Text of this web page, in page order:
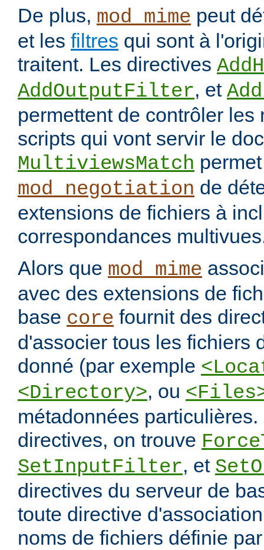
De plus, mod_mime peut
et les filtres qui sont à
traitent. Les directives
AddOutputFilter, et
permettent de contrôler les
scripts qui vont servir le
MultiviewsMatch
mod_negotiation de
extensions de fichiers à
correspondances
Alors que mod_mime
avec des extensions de
base core fournit des
d'associer tous les fichiers
donné (par exemple
<Directory>, ou
métadonnées
directives, on trouve
SetInputFilter, et
directives du serveur de
toute directive
noms de fichiers définie